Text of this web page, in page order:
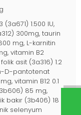
1.500 IU,
300mg, taurin
mg, L-karnitin
vitamin B2
asit (3a316) 1.2
D-pantotenat
vitamin B12 0.1
85 mg,
bakır (3b406) 18
selenyum